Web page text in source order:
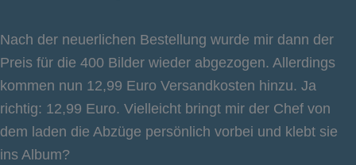
Nach der neuerlichen Bestellung wurde mir dann der
Preis für die 400 Bilder wieder abgezogen. Allerdings
kommen nun 12,99 Euro Versandkosten hinzu. Ja
richtig: 12,99 Euro. Vielleicht bringt mir der Chef von
dem laden die Abzüge persönlich vorbei und klebt sie
ins Album?